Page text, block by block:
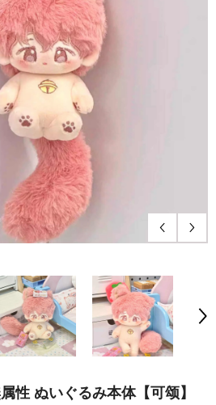
性 ぬいぐるみ本体【可颂】